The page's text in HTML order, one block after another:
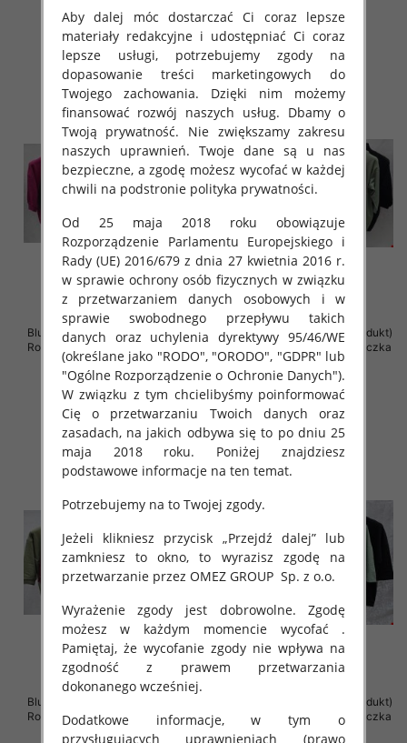
46.00 zł
szczegóły
43.00 zł
szczegóły
Bluzki damskie ( Turecki produkt)
Roz Standard , Mix Kolor .Paczka
12 szt
43.00 zł
szczegóły
Bluzki damskie ( Turecki produkt)
Roz Standard , Mix Kolor .Paczka
12 szt
42.00 zł
szczegóły
Bluzki damskie ( Turecki produkt)
Roz Standard , Mix Kolor .Paczka
Bluzki damskie ( Turecki produkt)
Roz Standard , Mix Kolor .Paczka
12 szt
Aby dalej móc dostarczać Ci coraz lepsze
materiały redakcyjne i udostępniać Ci coraz
lepsze usługi, potrzebujemy zgody na
dopasowanie treści marketingowych do
Twojego zachowania. Dzięki nim możemy
finansować rozwój naszych usług. Dbamy o
Twoją prywatność. Nie zwiększamy zakresu
naszych uprawnień. Twoje dane są u nas
bezpieczne, a zgodę możesz wycofać w każdej
chwili na podstronie polityka prywatności.
Od 25 maja 2018 roku obowiązuje
Rozporządzenie Parlamentu Europejskiego i
Rady (UE) 2016/679 z dnia 27 kwietnia 2016 r.
w sprawie ochrony osób fizycznych w związku
z przetwarzaniem danych osobowych i w
sprawie swobodnego przepływu takich
danych oraz uchylenia dyrektywy 95/46/WE
(określane jako "RODO", "ORODO", "GDPR" lub
"Ogólne Rozporządzenie o Ochronie Danych").
W związku z tym chcielibyśmy poinformować
Cię o przetwarzaniu Twoich danych oraz
zasadach, na jakich odbywa się to po dniu 25
maja 2018 roku. Poniżej znajdziesz
podstawowe informacje na ten temat.
Potrzebujemy na to Twojej zgody.
Jeżeli klikniesz przycisk „Przejdź dalej” lub
zamkniesz to okno, to wyrazisz zgodę na
przetwarzanie przez OMEZ GROUP Sp. z o.o.
Wyrażenie zgody jest dobrowolne. Zgodę
możesz w każdym momencie wycofać .
Pamiętaj, że wycofanie zgody nie wpływa na
zgodność z prawem przetwarzania
dokonanego wcześniej.
Dodatkowe informacje, w tym o
przysługujących uprawnieniach (prawo